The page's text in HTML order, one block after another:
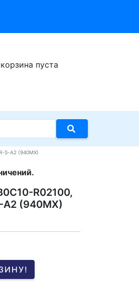
пуста
S-A2 (940MX)
R02100,
A2 (940MX)